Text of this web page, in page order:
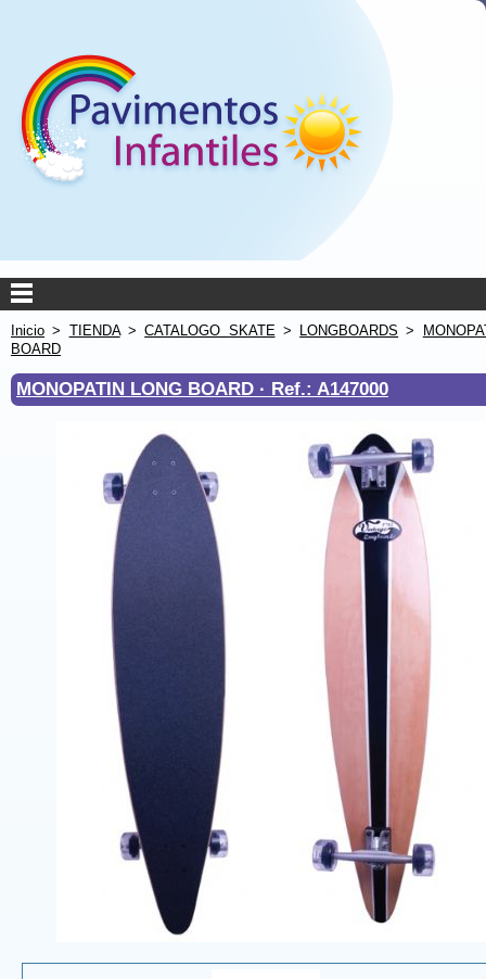
Inicio > TIENDA>CATALOGO SKATE> LONGBOARDS >
BOARD
MONOPATIN LONG BOARD · Ref.: A147000